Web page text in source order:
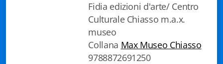
Fidia edizioni d'arte/ Centro
Culturale Chiasso m.a.x.
museo
Collana Max Museo Chiasso
9788872691250
Biblioteca letteraria Nord-Sud